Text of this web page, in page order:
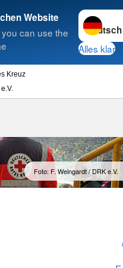
Website
can use the
Sprache
Alles klar
Kreuz
Suche
Foto: F. Weingardt / DRK e.V.